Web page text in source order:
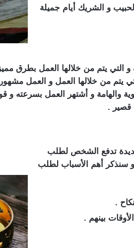
و الشريك أيام جميلة
و التي يتم من خلالها العمل بطرق
يتم من خلالها العمل و العمل
والهامة و أشتهر العمل
قصير .
تدفع الشخص لطلب
سنذكر أهم الأسباب لطلب
.
بينهم .